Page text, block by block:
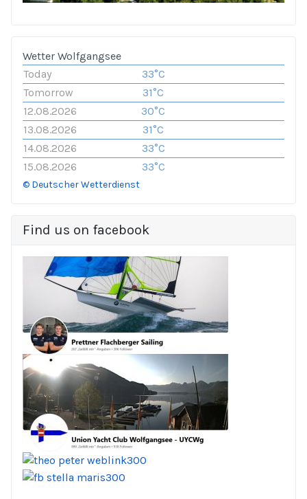
Wetter Wolfgangsee
Today
33°C
Tomorrow
31°C
12.08.2026
30°C
13.08.2026
31°C
14.08.2026
33°C
15.08.2026
33°C
© Deutscher Wetterdienst
Find us on facebook